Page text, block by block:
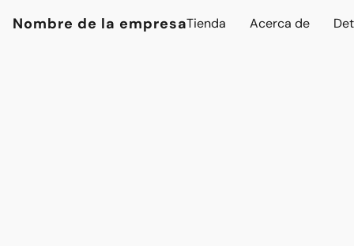
Nombre de la empresaTienda Acerca de